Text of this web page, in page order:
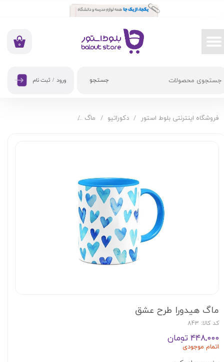
جستجو
۰
ورود / ثبت نام
حساب کاربری من
تغییر گذر واژه
فروشگاه اینترنتی بلوط استور دکوراتیو ماگ
ماگ هیدورا طرح عشق
کد کالا: 843
۴۴۸,۰۰۰ تومان
اتمام موجودی